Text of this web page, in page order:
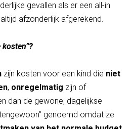
gevallen als er een all-in
afzonderlijk afgerekend.
zijn kosten voor een kind die niet
, onregelmatig zijn of
dan de gewone, dagelijkse
genoemd omdat ze